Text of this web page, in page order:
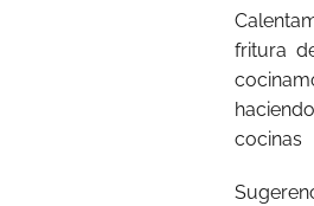
fritura
cocinas